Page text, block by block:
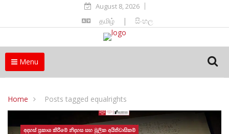
August 8, 2026
தமிழ் | සිංහල
Menu
Home Posts tagged equalrights
අදහස් ප්‍රකාශ කිරීමේ නිදහස සහ මූලික අයිතිවාසිකම්